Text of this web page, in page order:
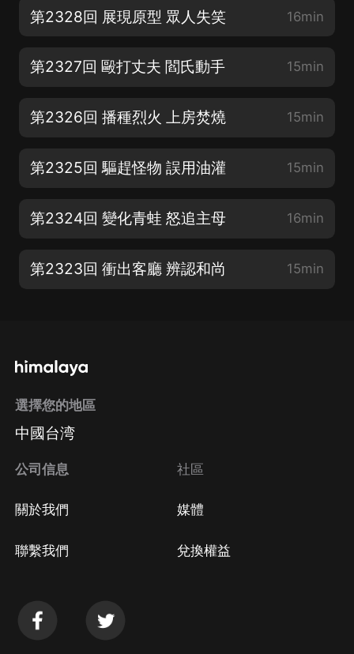
第2328回 展現原型 眾人失笑 16min
第2327回 毆打丈夫 閻氏動手 15min
第2326回 播種烈火 上房焚燒 15min
第2325回 驅趕怪物 誤用油灌 15min
第2324回 變化青蛙 怒追主母 16min
第2323回 衝出客廳 辨認和尚 15min
選擇您的地區
中國台湾
公司信息
關於我們
聯繫我們
社區
媒體
兌換權益